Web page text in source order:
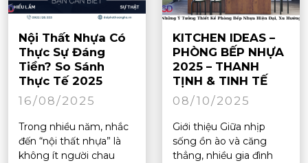
Nội Thất Nhựa Có
Thực Sự Đáng
Tiền? So Sánh
Thực Tế 2025
16/08/2025
Trong nhiều năm, nhắc
đến “nội thất nhựa” là
không ít người chau
KITCHEN IDEAS –
PHÒNG BẾP NHỰA
2025 – THANH
TỊNH & TINH TẾ
08/10/2025
Giới thiệu Giữa nhịp
sống ồn ào và căng
thẳng, nhiều gia đình